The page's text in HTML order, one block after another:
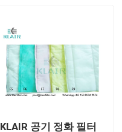
KLAIR 공기 정화 필터